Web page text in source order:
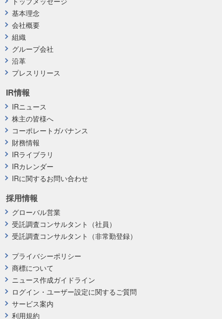
プライバシーポリシー
商標について
ニュース作成ガイドライン
ログイン・ユーザー設定に関するご質問
サービス案内
利用規約
採用情報
グローバル営業
受託調査コンサルタント（社員）
受託調査コンサルタント（非常勤登録）
基本理念
会社概要
組織
グループ会社
沿革
プレスリリース
IR情報
IRニュース
株主の皆様へ
コーポレートガバナンス
財務情報
IRライブラリ
IRカレンダー
IRに関するお問い合わせ